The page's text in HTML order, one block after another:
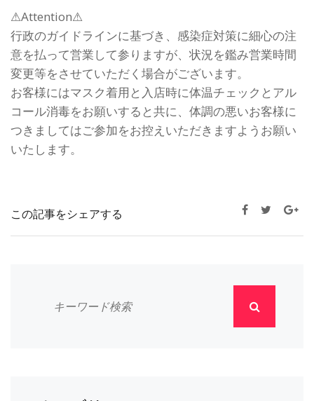
⚠Attention⚠
行政のガイドラインに基づき、感染症対策に細心の注
意を払って営業して参りますが、状況を鑑み営業時間
変更等をさせていただく場合がございます。
お客様にはマスク着用と入店時に体温チェックとアル
コール消毒をお願いすると共に、体調の悪いお客様に
つきましてはご参加をお控えいただきますようお願い
いたします。
この記事をシェアする